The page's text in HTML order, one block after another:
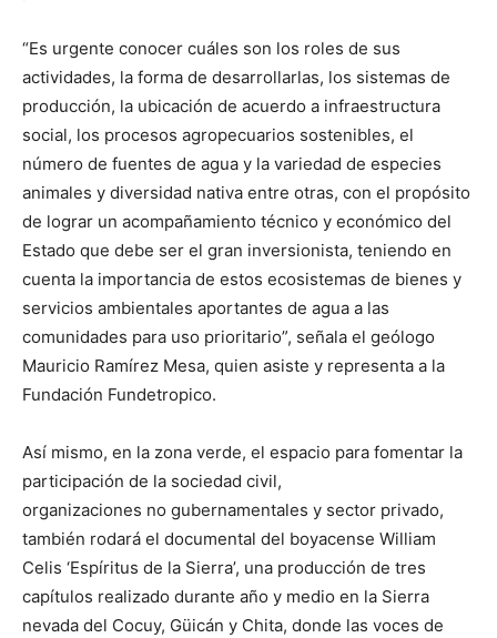
“Es urgente conocer cuáles son los roles de sus
actividades, la forma de desarrollarlas, los sistemas de
producción, la ubicación de acuerdo a infraestructura
social, los procesos agropecuarios sostenibles, el
número de fuentes de agua y la variedad de especies
animales y diversidad nativa entre otras, con el propósito
de lograr un acompañamiento técnico y económico del
Estado que debe ser el gran inversionista, teniendo en
cuenta la importancia de estos ecosistemas de bienes y
servicios ambientales aportantes de agua a las
comunidades para uso prioritario”, señala el geólogo
Mauricio Ramírez Mesa, quien asiste y representa a la
Fundación Fundetropico.
Así mismo, en la zona verde, el espacio para fomentar la
participación de la sociedad civil,
organizaciones no gubernamentales y sector privado,
también rodará el documental del boyacense William
Celis ‘Espíritus de la Sierra’, una producción de tres
capítulos realizado durante año y medio en la Sierra
nevada del Cocuy, Güicán y Chita, donde las voces de